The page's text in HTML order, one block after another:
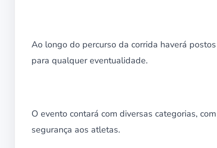
Ao longo do percurso da corrida haverá
para qualquer eventualidade.
O evento contará com diversas categorias,
segurança aos atletas.